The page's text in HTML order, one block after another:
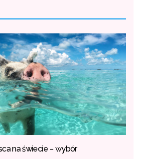
na świecie – wybór